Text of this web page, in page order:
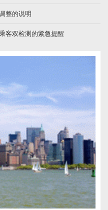
整的说明
客双检测的紧急提醒